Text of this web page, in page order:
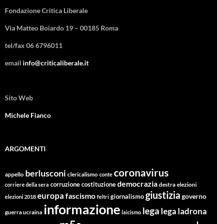
Fondazione Critica Liberale
Via Matteo Boiardo 19 – 00185 Roma
tel/fax 06 6796011
email info@criticaliberale.it
Sito Web
Michele Fianco
ARGOMENTI
appello berlusconi clericalismo conte coronavirus
corriere della sera corruzionecostituzionedemocrazia destra elezioni
elezioni 2018 europa fascismo feltri giornalismogiustiziagoverno
guerra ucraina informazione laicismo lega lega ladrona